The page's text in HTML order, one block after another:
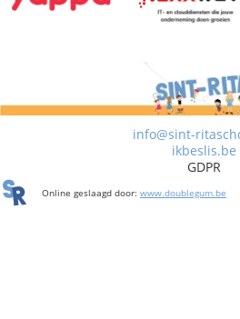
info@sint-
ikbeslis.be
GDPR
Online geslaagd door: www.doublegum.be